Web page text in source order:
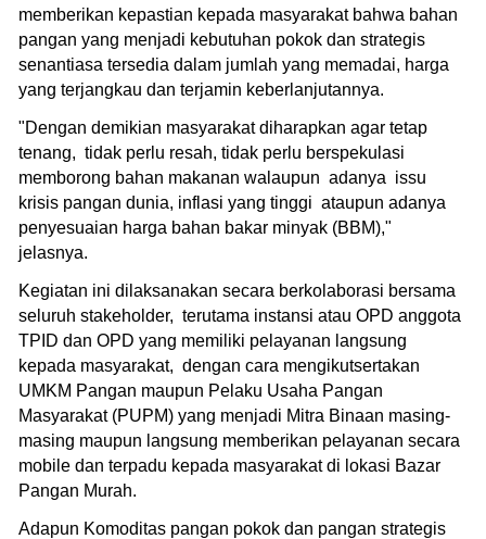
memberikan kepastian kepada masyarakat bahwa bahan
pangan yang menjadi kebutuhan pokok dan strategis
senantiasa tersedia dalam jumlah yang memadai, harga
yang terjangkau dan terjamin keberlanjutannya.
"Dengan demikian masyarakat diharapkan agar tetap
tenang, tidak perlu resah, tidak perlu berspekulasi
memborong bahan makanan walaupun adanya issu
krisis pangan dunia, inflasi yang tinggi ataupun adanya
penyesuaian harga bahan bakar minyak (BBM),"
jelasnya.
Kegiatan ini dilaksanakan secara berkolaborasi bersama
seluruh stakeholder, terutama instansi atau OPD anggota
TPID dan OPD yang memiliki pelayanan langsung
kepada masyarakat, dengan cara mengikutsertakan
UMKM Pangan maupun Pelaku Usaha Pangan
Masyarakat (PUPM) yang menjadi Mitra Binaan masing-
masing maupun langsung memberikan pelayanan secara
mobile dan terpadu kepada masyarakat di lokasi Bazar
Pangan Murah.
Adapun Komoditas pangan pokok dan pangan strategis